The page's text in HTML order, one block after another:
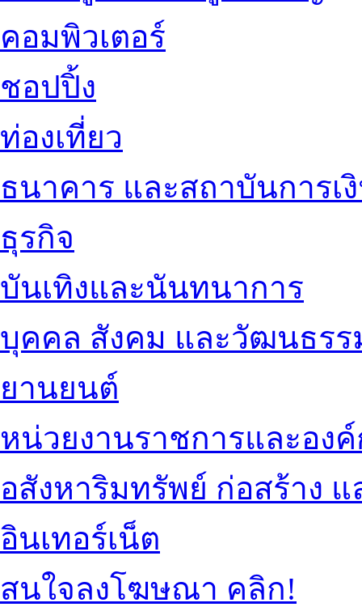
คอมพิวเตอร์
ชอปปิ้ง
ท่องเที่ยว
ธนาคาร และสถาบันการเ
ธุรกิจ
บันเทิงและนันทนาการ
บุคคล สังคม และวัฒนธรร
ยานยนต์
หน่วยงานราชการและอง
อสังหาริมทรัพย์ ก่อสร้าง
อินเทอร์เน็ต
สนใจลงโฆษณา คลิก!